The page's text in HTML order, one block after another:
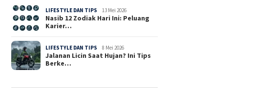
LIFESTYLE DAN TIPS 13 Mei 2026
Nasib 12 Zodiak Hari Ini: Peluang
Karier…
LIFESTYLE DAN TIPS 8 Mei 2026
Jalanan Licin Saat Hujan? Ini Tips
Berke…